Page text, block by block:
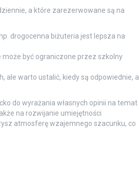
a które zarezerwowane są na
drogocenna biżuteria jest lepsza na
być ograniczone przez szkolny
warto ustalić, kiedy są odpowiednie, a
do wyrażania własnych opinii na temat
na rozwijanie umiejętności
atmosferę wzajemnego szacunku, co